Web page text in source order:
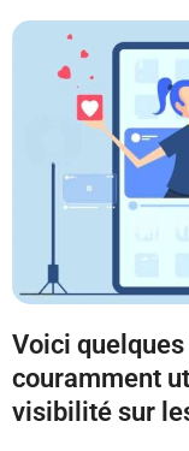
Voici
couramment
visibilité sur